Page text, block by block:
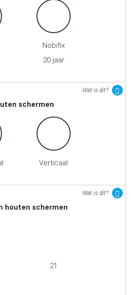
Nobifix
20 jaar
Wat is dit?
schermen
Verticaal
Wat is dit?
houten schermen
21